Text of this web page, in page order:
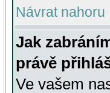
Návrat nahoru
Jak
právě
Ve vašem